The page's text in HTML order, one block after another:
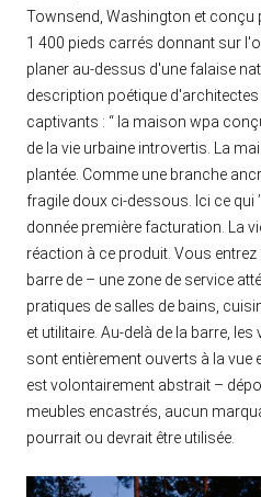
Townsend, Washington et conçu
1 400 pieds carrés donnant sur
planer au-dessus d'une falaise
description poétique
captivants : “ la maison wpa
de la vie urbaine introvertis. La
plantée. Comme une branche
fragile doux ci-dessous. Ici ce qui
donnée première facturation. La
réaction à ce produit. Vous
barre de – une zone de service
pratiques de salles de bains,
et utilitaire. Au-delà de la barre,
sont entièrement ouverts à la vue
est volontairement abstrait –
meubles encastrés, aucun
pourrait ou devrait être utilisée.